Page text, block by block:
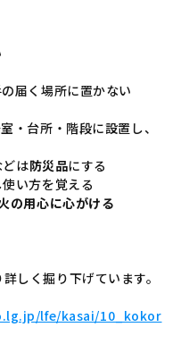
届く場所に置かない
・台所・階段に設置し、
どは防災品にする
い方を覚える
の用心に心がける
しく掘り下げています。
lfe/kasai/10_kokor